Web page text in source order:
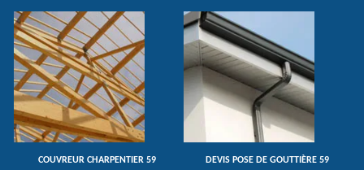
COUVREUR CHARPENTIER 59 DEVIS POSE DE GOUTTIÈRE 59